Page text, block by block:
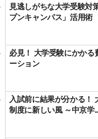
見逃しがちな大学受験対
プンキャンパス」活用術
必見！ 大学受験にかかる
ーション
入試前に結果が分かる！
制度に新しい風 ～中京学